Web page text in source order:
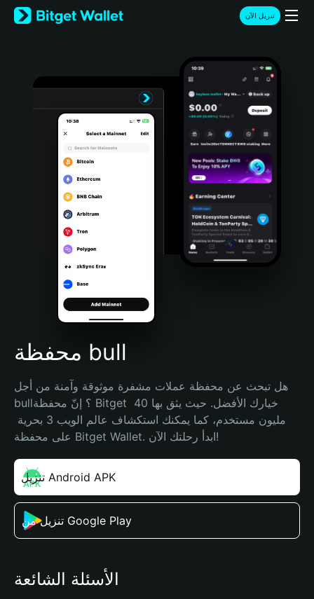
English
日本語
Türkçe
Português (Portugal)
Bahasa Indonesia
Português (Brasil)
Español (Argentina)
تنزيل الآن
محفظة bull
هل تبحث عن محفظة عملات مشفرة موثوقة وآمنة من أجل
bull؟ إنّ محفظة Bitget خيارك الأفضل. حيث يثق بها 40
على محفظة Bitget Wallet. ابدأ رحلتك الآن!
تنزيل Android APK
تنزيل من Google Play
الأسئلة الشائعة